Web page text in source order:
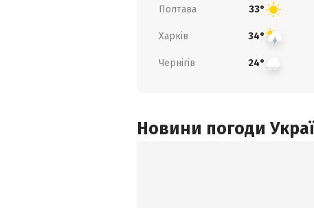
Полтава 33°
Харків 34°
Чернігів 24°
Новини погоди